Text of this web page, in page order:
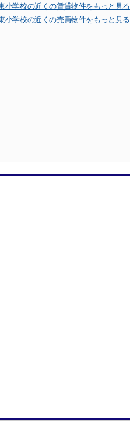
小学校の近くの賃貸物件をもっと見る
小学校の近くの売買物件をもっと見る